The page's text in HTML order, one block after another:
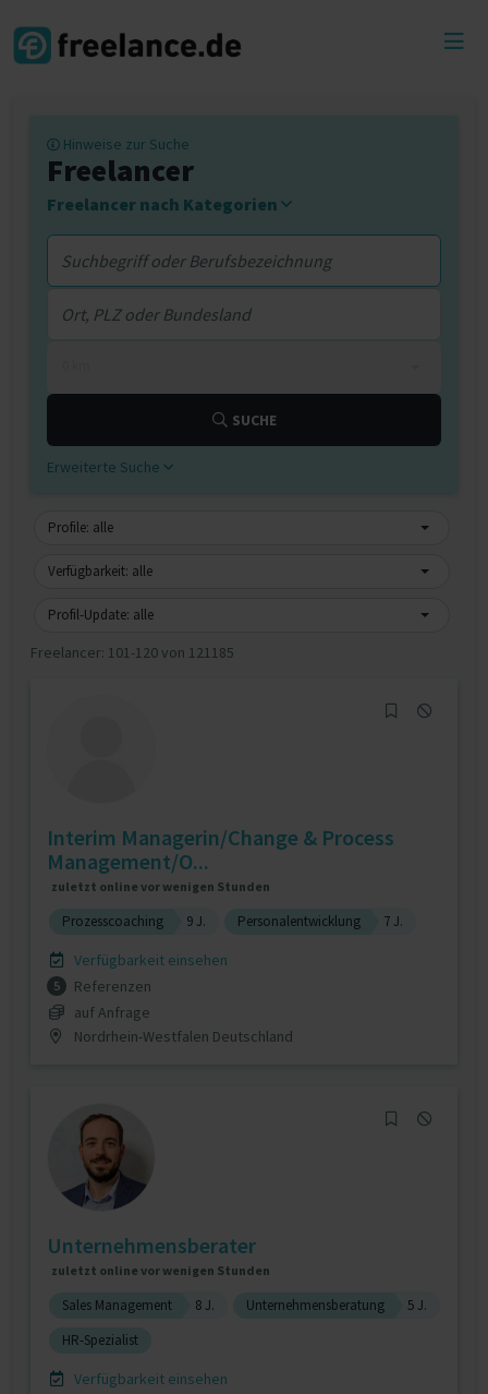
Hinweise zur Suche
Freelancer
Freelancer nach Kategorien
SUCHE
Erweiterte Suche
Profile: alle
Verfügbarkeit: alle
Profil-Update: alle
Freelancer: 101-120 von 121185
Interim Managerin/Change & Process
Management/O...
zuletzt online vor wenigen Stunden
Prozesscoaching 9 J. Personalentwicklung 7 J.
Verfügbarkeit einsehen
5
Referenzen
auf Anfrage
Nordrhein-Westfalen Deutschland
Unternehmensberater
zuletzt online vor wenigen Stunden
Sales Management 8 J. Unternehmensberatung
5 J.
HR-Spezialist
Verfügbarkeit einsehen